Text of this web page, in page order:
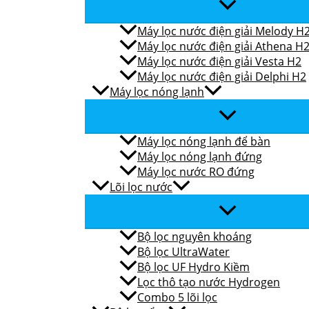
Máy lọc nước điện giải Melody
Máy lọc nước điện giải Athena H2
Máy lọc nước điện giải Vesta H2
Máy lọc nước điện giải Delphi H2
Máy lọc nóng lạnh
Máy lọc nóng lạnh để bàn
Máy lọc nóng lạnh đứng
Máy lọc nước RO đứng
Lõi lọc nước
Bộ lọc nguyên khoáng
Bộ lọc UltraWater
Bộ lọc UF Hydro Kiềm
Lọc thô tạo nước Hydrogen
Combo 5 lõi lọc